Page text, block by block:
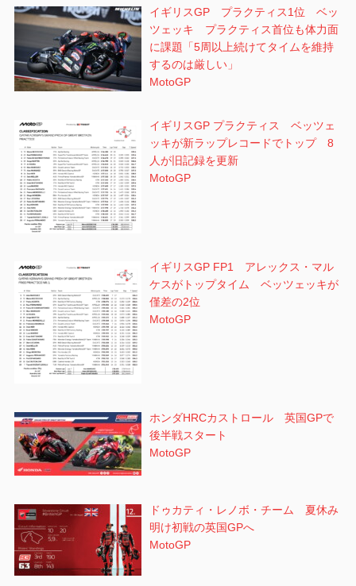
イギリスGP プラクティス1位 ベッ
ツェッキ プラクティス首位も体力面
に課題「5周以上続けてタイムを維持
するのは厳しい」
MotoGP
イギリスGP プラクティス ベッツェ
ッキが新ラップレコードでトップ 8
人が旧記録を更新
MotoGP
イギリスGP FP1 アレックス・マル
ケスがトップタイム ベッツェッキが
僅差の2位
MotoGP
ホンダHRCカストロール 英国GPで
後半戦スタート
MotoGP
ドゥカティ・レノボ・チーム 夏休み
明け初戦の英国GPへ
MotoGP